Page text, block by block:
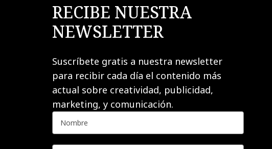
RECIBE NUESTRA
NEWSLETTER
Suscríbete gratis a nuestra newsletter
para recibir cada día el contenido más
actual sobre creatividad, publicidad,
marketing, y comunicación.